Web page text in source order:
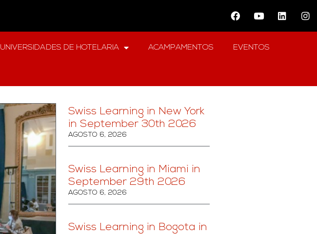
UNIVERSIDADES DE HOTELARIA ACAMPAMENTOS EVENTOS
Swiss Learning in New York
in September 30th 2026
AGOSTO 6, 2026
Swiss Learning in Miami in
September 29th 2026
AGOSTO 6, 2026
Swiss Learning in Bogota in